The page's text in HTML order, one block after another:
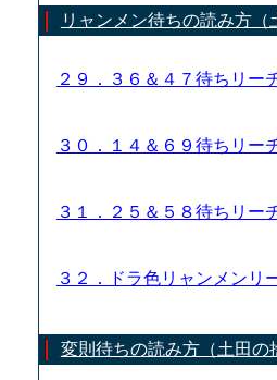
リャンメン待ちの読み方（
２９．３６＆４７待ちリー
３０．１４＆６９待ちリー
３１．２５＆５８待ちリー
３２．ドラ色リャンメンリ
変則待ちの読み方（土田の